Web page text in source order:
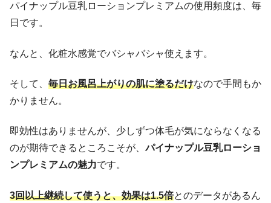
パイナップル豆乳ローションプレミアムの使用頻度は、毎
日です。
なんと、化粧水感覚でバシャバシャ使えます。
そして、 毎日お風呂上がりの肌に塗るだけなので手間もか
かりません。
即効性はありませんが、少しずつ体毛が気にならなくなる
のが期待できるところこそが、パイナップル豆乳ローショ
ンプレミアムの魅力です。
3回以上継続して使うと、効果は1.5倍とのデータがあるん